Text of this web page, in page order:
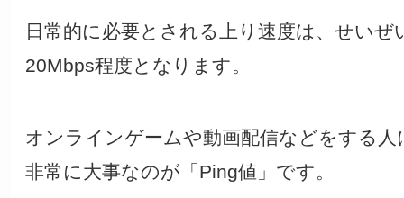
日常的に必要とされる上り速度は、せいぜ
20Mbps程度となります。
オンラインゲームや動画配信などをする人
非常に大事なのが「Ping値」です。